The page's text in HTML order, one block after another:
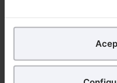
analíticospara tratar
nuestra página web.
para poder mostrarte